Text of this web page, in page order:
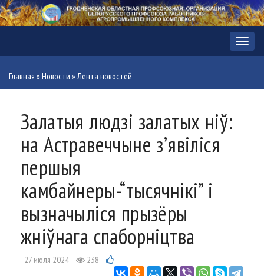
Меню
Главная »Новости »Лента новостей
Залатыя людзі залатых ніў:
на Астравеччыне з’явіліся
першыя
камбайнеры-“тысячнікі” і
вызначыліся прызёры
жніўнага спаборніцтва
27 июля 2024 238